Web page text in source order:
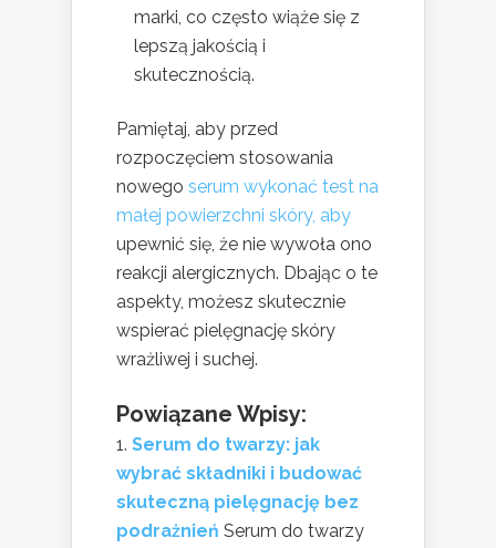
marki, co często wiąże się z
lepszą jakością i
skutecznością.
Pamiętaj, aby przed
rozpoczęciem stosowania
nowego serum wykonać test na
małej powierzchni skóry, aby
upewnić się, że nie wywoła ono
reakcji alergicznych. Dbając o te
aspekty, możesz skutecznie
wspierać pielęgnację skóry
wrażliwej i suchej.
Powiązane Wpisy:
Serum do twarzy: jak
wybrać składniki i budować
skuteczną pielęgnację bez
podrażnień Serum do twarzy